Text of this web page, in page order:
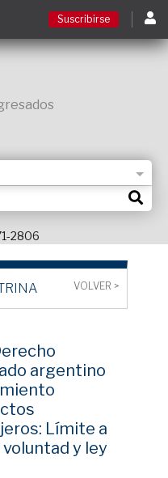
Suscribirse
2806
VOLVER >
argentino
Límite a
y ley